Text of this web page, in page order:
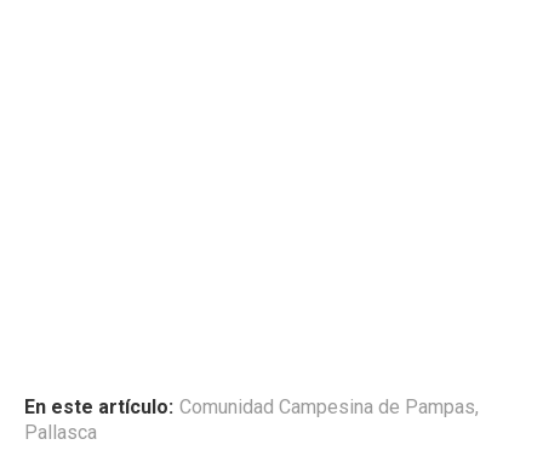
En este artículo: Comunidad Campesina de Pampas,
Pallasca